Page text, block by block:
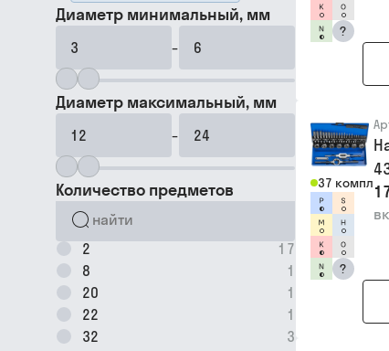
Диаметр минимальный, мм
–
Диаметр максимальный, мм
–
Количество предметов
2
17
8
1
20
1
22
1
32
3
?
37 компл
?